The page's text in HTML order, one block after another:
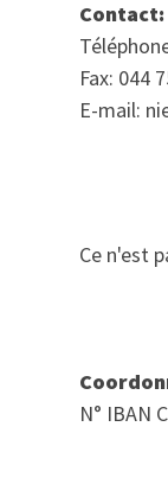
Contact:
Fax: 044
E-mail:
Ce n'est
N° IBAN